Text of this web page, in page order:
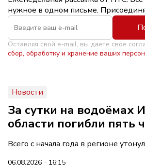
нужное в одном письме.
Оставляя свой e-mail, вы даете свое
сбор, обработку и хранение ваших
Новости
За сутки на водоёмах
области погибли пять
Всего с начала года в регионе
06.08.2026 - 16:15